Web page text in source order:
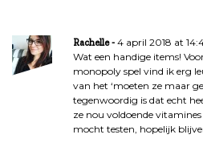
Rachelle
4 april 2018 at
Wat een handige items!
monopoly spel vind ik erg
van het ‘moeten ze maar
tegenwoordig is dat echt
ze nou voldoende
mocht testen, hopelijk